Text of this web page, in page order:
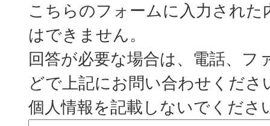
こちらのフォームに入力された
はできません。
回答が必要な場合は、電話、フ
どで上記にお問い合わせくださ
個人情報を記載しないでくださ